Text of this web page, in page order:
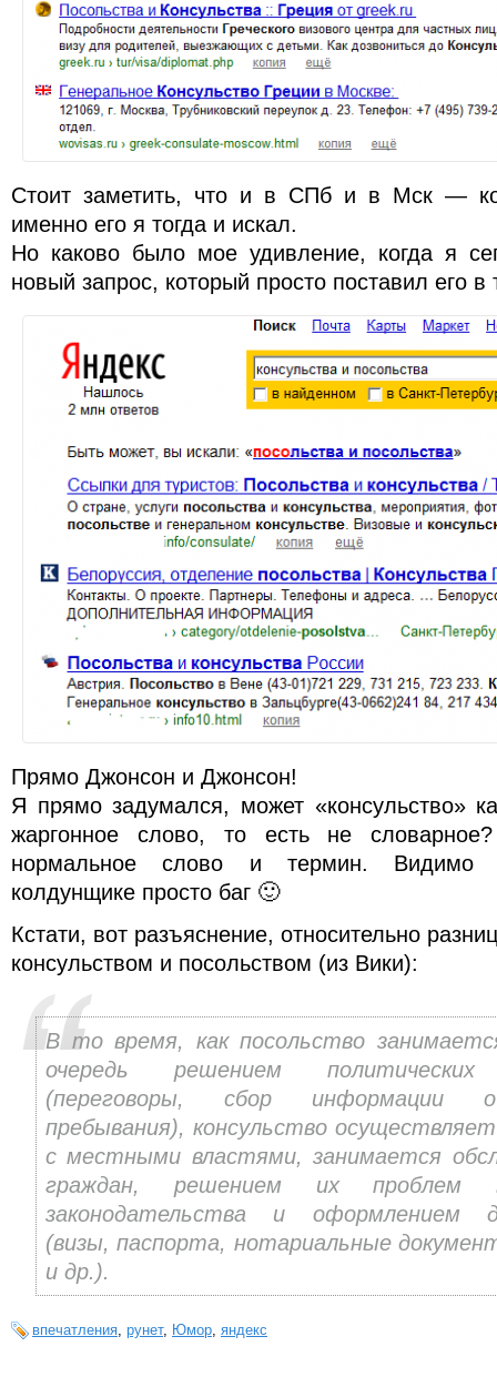
Стоит заметить, что и в СПб и в Мск —
именно его я тогда и искал.
Но каково было мое удивление, когда я
новый запрос, который просто поставил его в
Прямо Джонсон и Джонсон!
Я прямо задумался, может «консульство»
жаргонное слово, то есть не
нормальное слово и термин. Видимо
колдунщике просто баг 🙂
Кстати, вот разъяснение, относительно
консульством и посольством (из Вики):
В то время, как посольство
очередь решением политических
(переговоры, сбор информации
пребывания), консульство
с местными властями, занимается
граждан, решением их проблем
законодательства и оформлением
(визы, паспорта, нотариальные
и др.).
впечатления, рунет, Юмор, яндекс